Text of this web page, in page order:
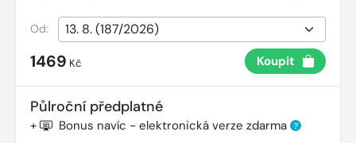
Od:
1469 Kč Koupit
Půlroční předplatné
+ Bonus navíc - elektronická verze zdarma ?